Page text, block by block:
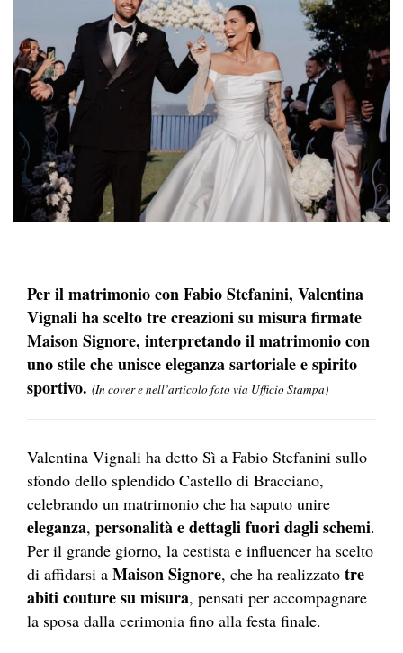
Per il matrimonio con Fabio Stefanini, Valentina
Vignali ha scelto tre creazioni su misura firmate
Maison Signore, interpretando il matrimonio con
uno stile che unisce eleganza sartoriale e spirito
sportivo. (In cover e nell’articolo foto via Ufficio Stampa)
Valentina Vignali ha detto Sì a Fabio Stefanini sullo
sfondo dello splendido Castello di Bracciano,
celebrando un matrimonio che ha saputo unire
eleganza, personalità e dettagli fuori dagli schemi.
Per il grande giorno, la cestista e influencer ha scelto
di affidarsi a Maison Signore, che ha realizzato tre
abiti couture su misura, pensati per accompagnare
la sposa dalla cerimonia fino alla festa finale.